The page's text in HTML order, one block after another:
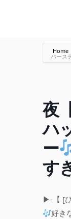
Home
バース
夜
ハ
ー
す
▶︎-【 [
好き